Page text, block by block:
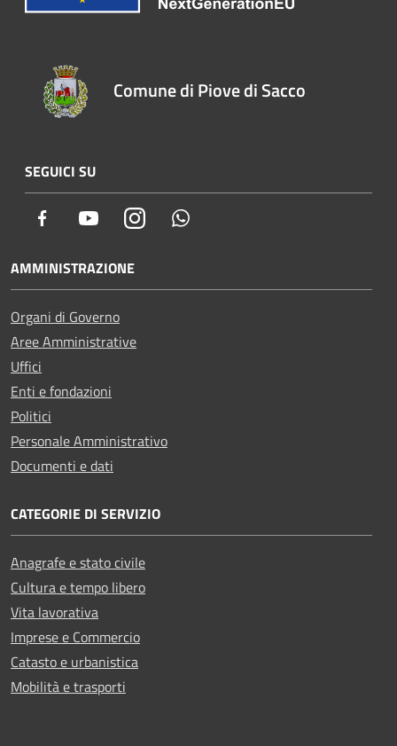
Comune di Piove di Sacco
SEGUICI SU
Facebook YoutubeInstagram
AMMINISTRAZIONE
Organi di Governo
Aree Amministrative
Uffici
Enti e fondazioni
Politici
Personale Amministrativo
Documenti e dati
CATEGORIE DI SERVIZIO
Anagrafe e stato civile
Cultura e tempo libero
Vita lavorativa
Imprese e Commercio
Catasto e urbanistica
Mobilità e trasporti